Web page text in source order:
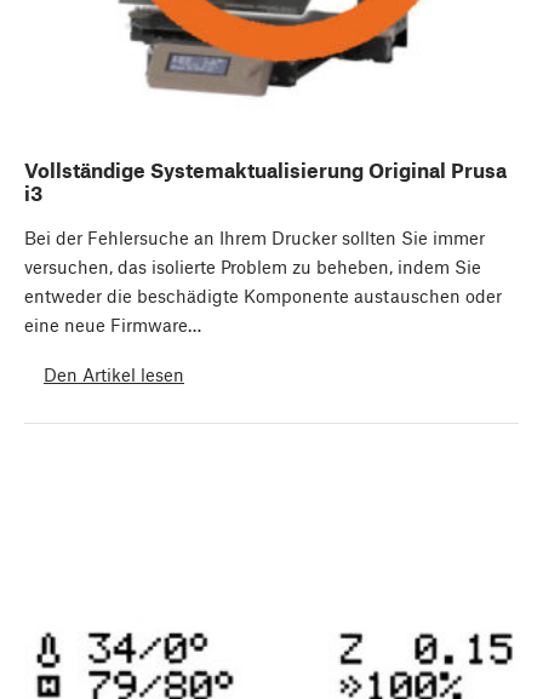
Vollständige Systemaktualisierung Original Prusa
i3
Bei der Fehlersuche an Ihrem Drucker sollten Sie immer
versuchen, das isolierte Problem zu beheben, indem Sie
entweder die beschädigte Komponente austauschen oder
eine neue Firmware…
Den Artikel lesen